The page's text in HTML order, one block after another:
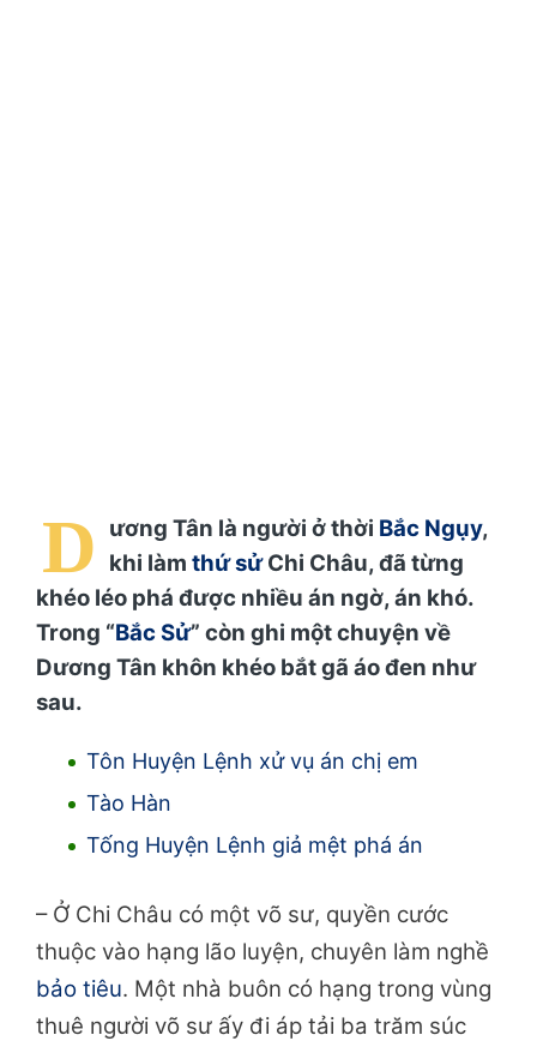
D ương Tân là người ở thời Bắc Ngụy,
khi làm thứ sửChi Châu, đã từng
khéo léo phá được nhiều án ngờ, án khó.
Trong “Bắc Sử” còn ghi một chuyện về
Dương Tân khôn khéo bắt gã áo đen như
sau.
Tôn Huyện Lệnh xử vụ án chị em
Tào Hàn
Tống Huyện Lệnh giả mệt phá án
– Ở Chi Châu có một võ sư, quyền cước
thuộc vào hạng lão luyện, chuyên làm nghề
bảo tiêu. Một nhà buôn có hạng trong vùng
thuê người võ sư ấy đi áp tải ba trăm súc